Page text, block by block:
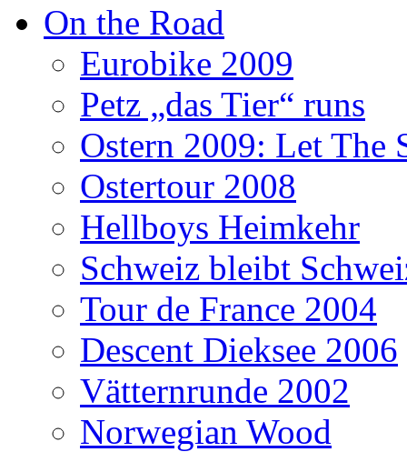
On the Road
Eurobike 2009
Petz „das Tier“ runs
Ostern 2009: Let The
Ostertour 2008
Hellboys Heimkehr
Schweiz bleibt
Tour de France 2004
Descent Dieksee 2006
Vätternrunde 2002
Norwegian Wood